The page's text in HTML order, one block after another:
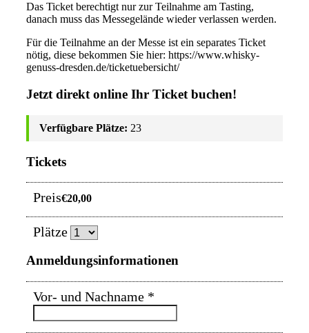
Das Ticket berechtigt nur zur Teilnahme am Tasting,
danach muss das Messegelände wieder verlassen werden.
Für die Teilnahme an der Messe ist ein separates Ticket
nötig, diese bekommen Sie hier: https://www.whisky-
genuss-dresden.de/ticketuebersicht/
Jetzt direkt online Ihr Ticket buchen!
Verfügbare Plätze: 23
Tickets
Preis€20,00
Plätze
Anmeldungsinformationen
Vor- und Nachname *